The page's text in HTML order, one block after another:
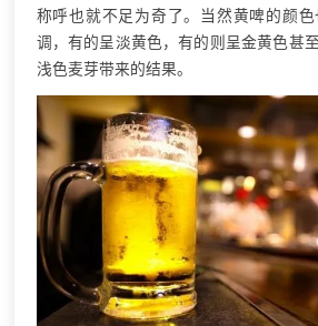
称呼也就不足为奇了。当然黄啤的颜
调，有的呈淡黄色，有的则呈金黄色甚
浅色麦芽带来的结果。